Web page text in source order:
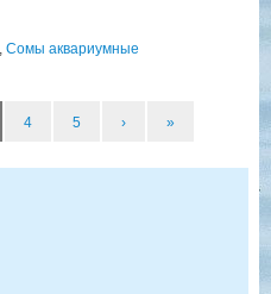
Сомы аквариумные
4 5 › »